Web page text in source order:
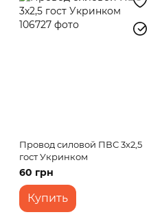
Провод силовой ПВС 3х2,5
гост Укринком
60 грн
Купить